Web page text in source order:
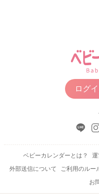
ログ
ベビーカレンダーとは？ 運
外部送信について
ご利用のルー
お